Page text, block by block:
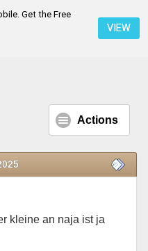
Get the Free
VIEW
Halterung Nebelscheinwerfer
Actions
kleine an naja ist ja